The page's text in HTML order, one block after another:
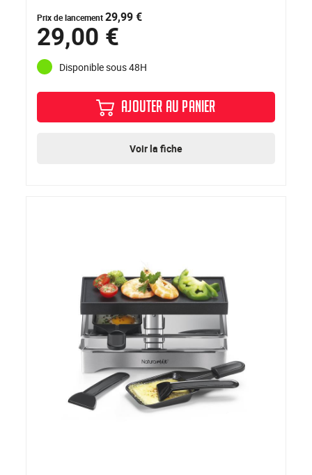
Prix de lancement29,99 €
29,00 €
Disponible sous 48H
AJOUTER AU PANIER
Voir la fiche